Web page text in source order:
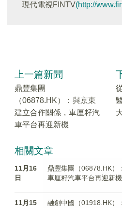
現代電視FINTV(http://
上一篇新聞
鼎豐集團
（06878.HK）：與京東
建立合作關係，車厘籽汽
車平台再迎新機
相關文章
11月16
日
鼎豐集團（06878.HK）
車厘籽汽車平台再迎新機
11月15
融創中國（01918.HK）